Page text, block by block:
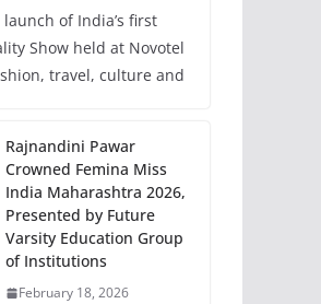
of India’s first
Show held at Novotel
travel, culture and
Rajnandini Pawar
Crowned Femina Miss
India Maharashtra 2026,
Presented by Future
Varsity Education Group
of Institutions
February 18, 2026